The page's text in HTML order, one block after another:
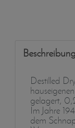
Beschreibung
Destilled
gelagert,
Im Jahre
dem